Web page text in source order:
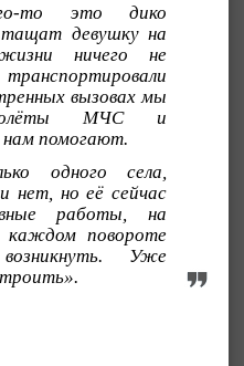
то это дико
девушку на
ничего не
вызовах мы
МЧС и
помогают.
одного села,
нет, но её сейчас
работы, на
повороте
Уже